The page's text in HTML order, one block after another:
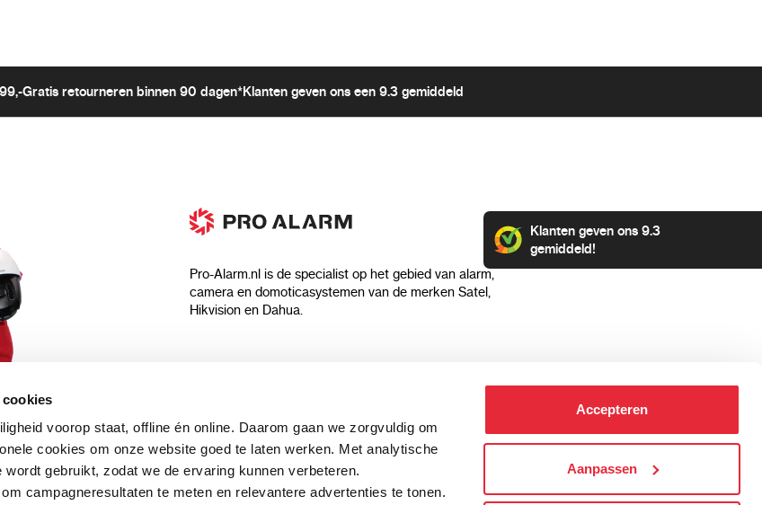
voorop staat, offline én online. Daarom gaan we zorgvuldig om
cookies om onze website goed te laten werken. Met analytische
gebruikt, zodat we de ervaring kunnen verbeteren.
campagneresultaten te meten en relevantere advertenties te tonen.
Accepteren
Aanpassen
Gratis retourneren binnen 90 dagen*Klanten geven ons een 9.3 gemiddeld
en
Pro-Alarm.nl is de specialist op het gebied van alarm,
camera en domoticasystemen van de merken Satel,
Hikvision en Dahua.
Klanten geven ons 9.3
gemiddeld!
Algemene voorwaarden
Privacyverklaring
Blog
Verzending & bezorging
Aansluit instructies
Categorieën
Alarmsystemen
Beveiligingscamera's
IP camera's
Hikvision camera's